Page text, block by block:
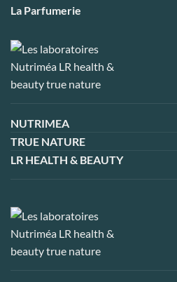
La Parfumerie
NUTRIMEA
TRUE NATURE
LR HEALTH & BEAUTY